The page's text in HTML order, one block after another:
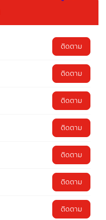
ติดตาม
ติดตาม
ติดตาม
ติดตาม
ติดตาม
ติดตาม
ติดตาม